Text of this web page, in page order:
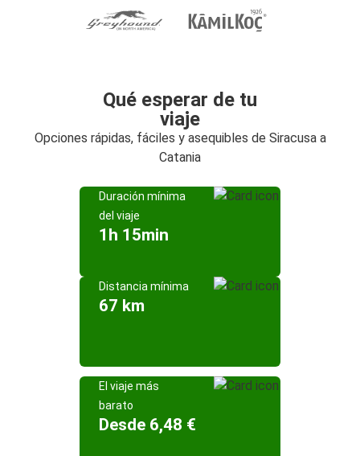
Qué esperar de tu
viaje
Opciones rápidas, fáciles y asequibles de Siracusa a
Catania
Duración mínima
del viaje
1h 15min
Distancia mínima
67 km
El viaje más
barato
Desde 6,48 €